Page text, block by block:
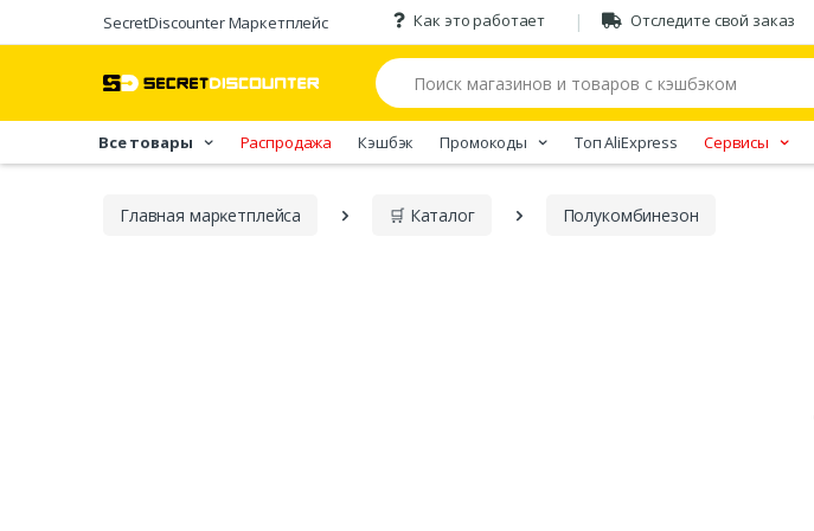
SecretDiscounter Маркетплейс Как это работает Отследите свой заказ
Все товары Распродажа Кэшбэк Промокоды Tоп AliExpress Сервисы
Главная марĸетплейса 🛒 Каталог Полукомбинезон